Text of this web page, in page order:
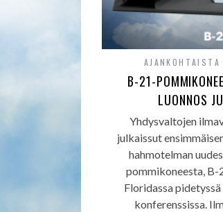
AJANKOHTAISTA
B-21-
LUONNOS
Yhdysvaltojen
julkaissut
hahmotelman
pommikoneesta, B-
Floridassa
konferenssissa.